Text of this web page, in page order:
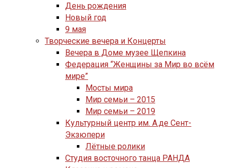
День рождения
Новый год
9 мая
Творческие вечера и Концерты
Вечера в Доме музее Щепкина
Федерация “Женщины за Мир во всём
мире”
Мосты мира
Мир семьи – 2015
Мир семьи – 2019
Культурный центр им. А.де Сент-
Экзюпери
Лётные ролики
Студия восточного танца РАНДА